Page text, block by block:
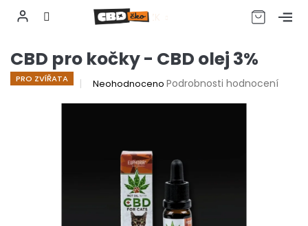
na
obsah
CZK
CBD pro kočky - CBD olej 3%
PRO ZVÍŘATA
Průměrné
hvězdiček.
Neohodnoceno Podrobnosti hodnocení